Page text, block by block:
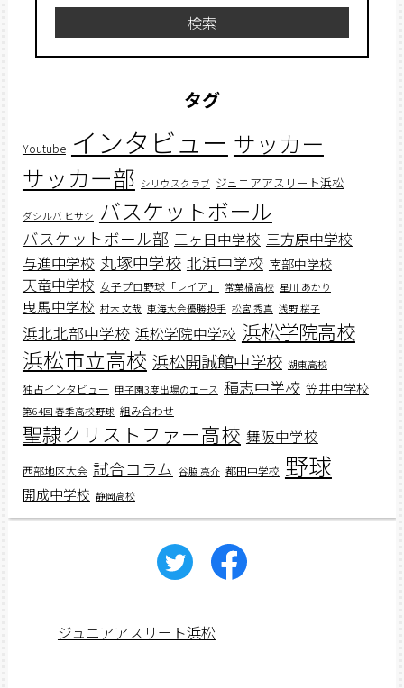
検索
タグ
Youtube インタビュー サッカー
サッカー部 シリウスクラブ ジュニアアスリート浜松
ダシルバ ヒサシ バスケットボール
バスケットボール部 三ヶ日中学校 三方原中学校
与進中学校 丸塚中学校 北浜中学校 南部中学校
天竜中学校 女子プロ野球「レイア」 常葉橘高校 星川 あかり
曳馬中学校 村木 文哉 東海大会優勝投手 松宮 秀真 浅野 桜子
浜北北部中学校 浜松学院中学校 浜松学院高校
浜松市立高校 浜松開誠館中学校 湖東高校
独占インタビュー 甲子園3度出場のエース 積志中学校 笠井中学校
第64回 春季高校野球 組み合わせ
聖隷クリストファー高校 舞阪中学校
西部地区大会 試合コラム 谷脇 亮介 都田中学校 野球
開成中学校 静岡高校
ジュニアアスリート浜松